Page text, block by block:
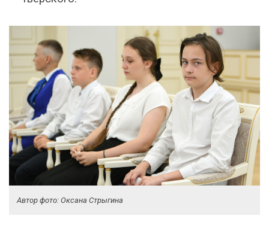
Автор фото: Оксана Стрыгина